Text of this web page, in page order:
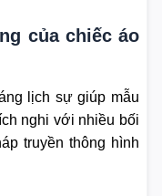
của chiếc áo
lịch sự giúp mẫu
nghi với nhiều bối
truyền thông hình